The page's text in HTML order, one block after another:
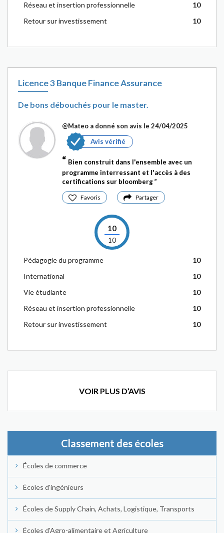
Réseau et insertion professionnelle
10
Retour sur investissement
10
Licence 3 Banque Finance Assurance
De bons débouchés pour le master.
@Mateo a donné son avis le 24/04/2025
Avis vérifié
Bien construit dans l'ensemble avec un
programme interressant et l'accès à des
certifications sur bloomberg
Favoris Partager
10
10
Pédagogie du programme
10
International
10
Vie étudiante
10
Réseau et insertion professionnelle
10
Retour sur investissement
10
VOIR PLUS D’AVIS
Classement des écoles
Écoles de commerce
Écoles d'ingénieurs
Écoles de Supply Chain, Achats, Logistique, Transports
Écoles d'Agro-alimentaire et Agriculture